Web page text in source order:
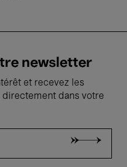
newsletter
et recevez les
dans votre